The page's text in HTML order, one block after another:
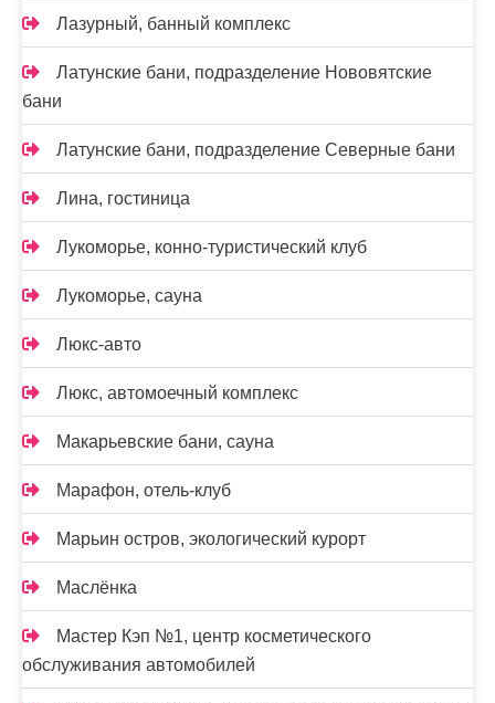
Лазурный, банный комплекс
Латунские бани, подразделение Нововятские
бани
Латунские бани, подразделение Северные бани
Лина, гостиница
Лукоморье, конно-туристический клуб
Лукоморье, сауна
Люкс-авто
Люкс, автомоечный комплекс
Макарьевские бани, сауна
Марафон, отель-клуб
Марьин остров, экологический курорт
Маслёнка
Мастер Кэп №1, центр косметического
обслуживания автомобилей